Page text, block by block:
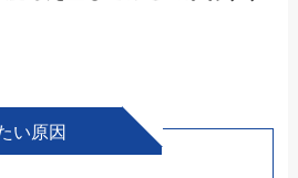
い原因